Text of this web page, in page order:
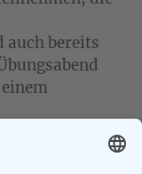
auch bereits
– wir
Gespräche